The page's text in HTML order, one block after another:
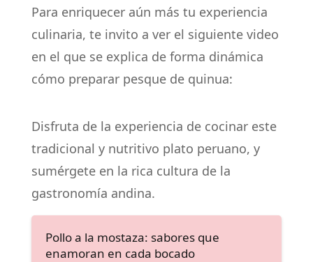
Para enriquecer aún más tu experiencia
culinaria, te invito a ver el siguiente video
en el que se explica de forma dinámica
cómo preparar pesque de quinua:
Disfruta de la experiencia de cocinar este
tradicional y nutritivo plato peruano, y
sumérgete en la rica cultura de la
gastronomía andina.
Pollo a la mostaza: sabores que
enamoran en cada bocado